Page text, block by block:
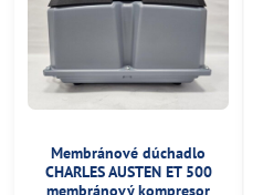
Membránové dúchadlo
CHARLES AUSTEN ET 500
membránový kompresor